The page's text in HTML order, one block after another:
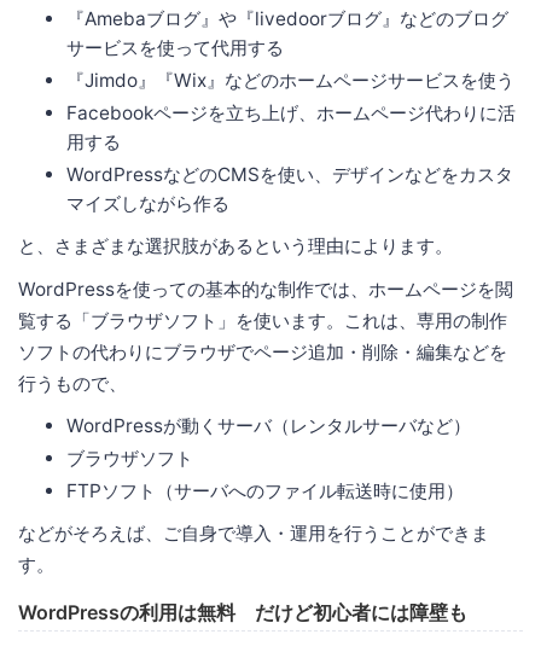
『Amebaブログ』や『livedoorブログ』などのブログ
サービスを使って代用する
『Jimdo』『Wix』などのホームページサービスを使う
Facebookページを立ち上げ、ホームページ代わりに活
用する
WordPressなどのCMSを使い、デザインなどをカスタ
マイズしながら作る
と、さまざまな選択肢があるという理由によります。
WordPressを使っての基本的な制作では、ホームページを閲
覧する「ブラウザソフト」を使います。これは、専用の制作
ソフトの代わりにブラウザでページ追加・削除・編集などを
行うもので、
WordPressが動くサーバ（レンタルサーバなど）
ブラウザソフト
FTPソフト（サーバへのファイル転送時に使用）
などがそろえば、ご自身で導入・運用を行うことができま
す。
WordPressの利用は無料 だけど初心者には障壁も